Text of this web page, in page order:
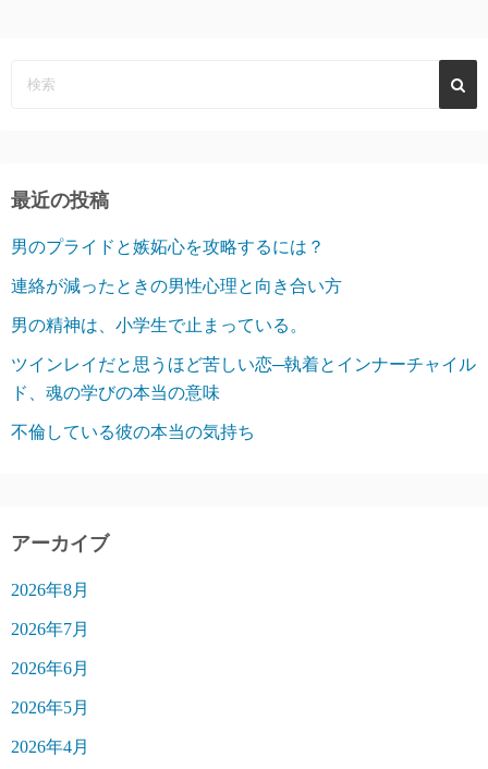
最近の投稿
男のプライドと嫉妬心を攻略するには？
連絡が減ったときの男性心理と向き合い方
男の精神は、小学生で止まっている。
ツインレイだと思うほど苦しい恋─執着とインナーチャイル
ド、魂の学びの本当の意味
不倫している彼の本当の気持ち
アーカイブ
2026年8月
2026年7月
2026年6月
2026年5月
2026年4月